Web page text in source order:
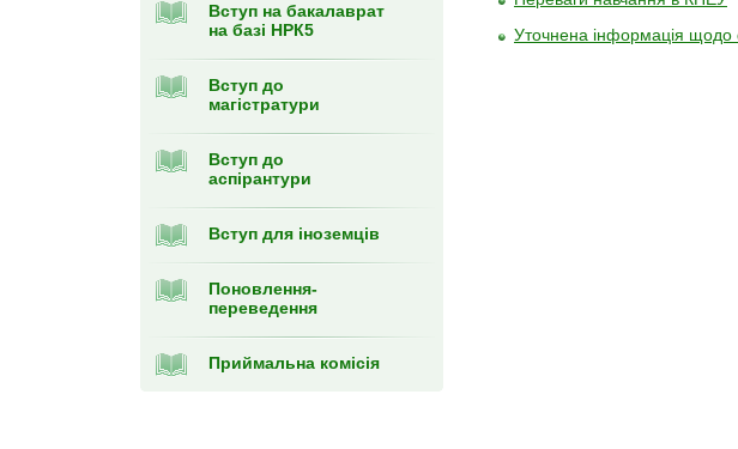
Вступ на бакалаврат
на базі НРК5
Вступ до
магістратури
Вступ до
аспірантури
Вступ для іноземців
Поновлення-
переведення
Приймальна комісія
Уточнена інформація щодо